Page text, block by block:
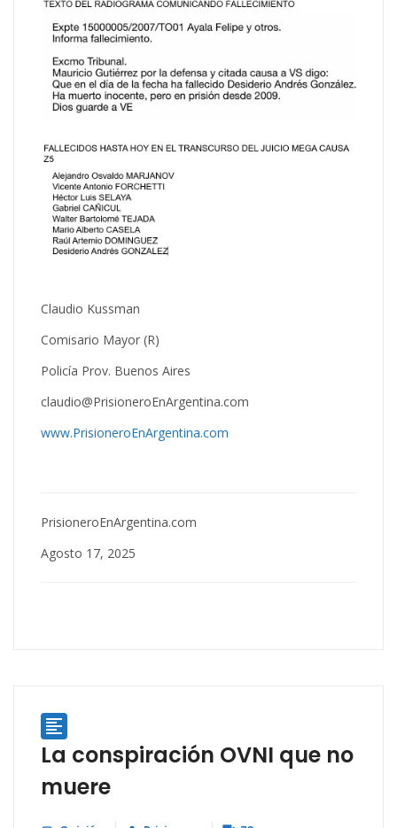
Claudio Kussman
Comisario Mayor (R)
Policía Prov. Buenos Aires
claudio@PrisioneroEnArgentina.com
www.PrisioneroEnArgentina.com
PrisioneroEnArgentina.com
Agosto 17, 2025

La conspiración OVNI que no
muere